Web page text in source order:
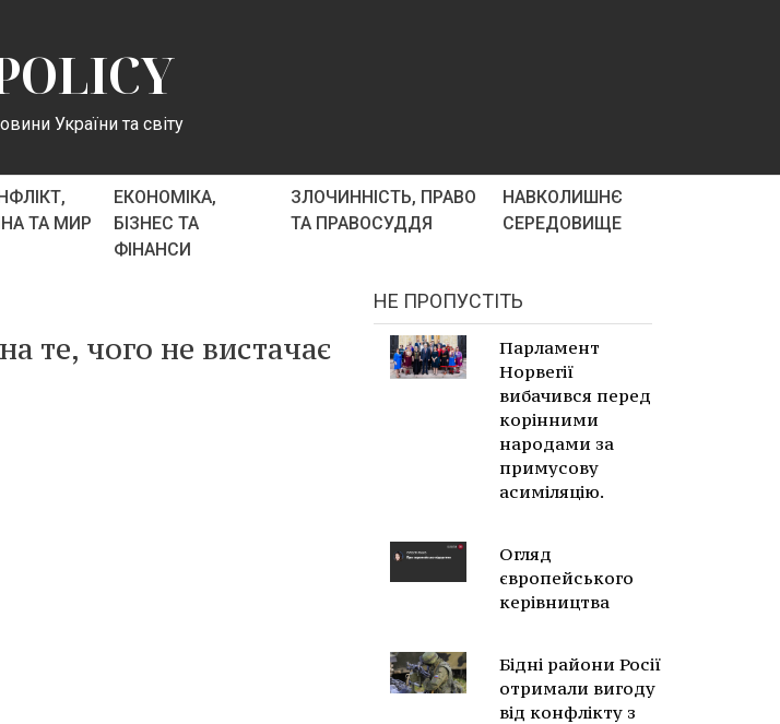
України та світу
ТА МИР
ЕКОНОМІКА,
БІЗНЕС ТА
ФІНАНСИ
ЗЛОЧИННІСТЬ, ПРАВО
ТА ПРАВОСУДДЯ
НАВКОЛИШНЄ
СЕРЕДОВИЩЕ
те, чого не вистачає
НЕ ПРОПУСТІТЬ
Парламент
Норвегії
вибачився перед
корінними
народами за
примусову
асиміляцію.
Огляд
європейського
керівництва
Бідні райони Росії
отримали вигоду
від конфлікту з